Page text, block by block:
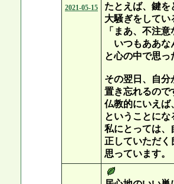
2021-05-15
たとえば、鍵を
大騒ぎをしてい
「まあ、不注
いつもああな
と心の中で思っ
その翌日、自分
置き忘れるので
仏教的にいえば
ということに
私にとっては、
正していただく
思っています。